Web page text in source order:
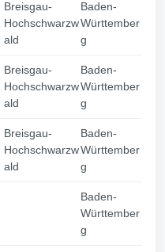
Breisgau-
Hochschwarzw
ald
Baden-
Württember
g
Breisgau-
Hochschwarzw
ald
Baden-
Württember
g
Breisgau-
Hochschwarzw
ald
Baden-
Württember
g
Baden-
Württember
g